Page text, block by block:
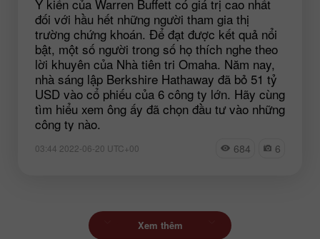
Ý kiến của Warren Buffett có giá trị cao nhất
đối với hầu hết những người tham gia thị
trường chứng khoán. Để đạt được kết quả nổi
bật, một số người trong số họ thích nghe theo
lời khuyên của Nhà tiên tri Omaha. Năm nay,
nhà sáng lập Berkshire Hathaway đã bỏ 51 tỷ
USD vào cổ phiếu của 6 công ty lớn. Hãy cùng
tìm hiểu xem ông ấy đã chọn đầu tư vào những
công ty nào.
03:44 2022-06-20 UTC+00 684 6
Xem thêm